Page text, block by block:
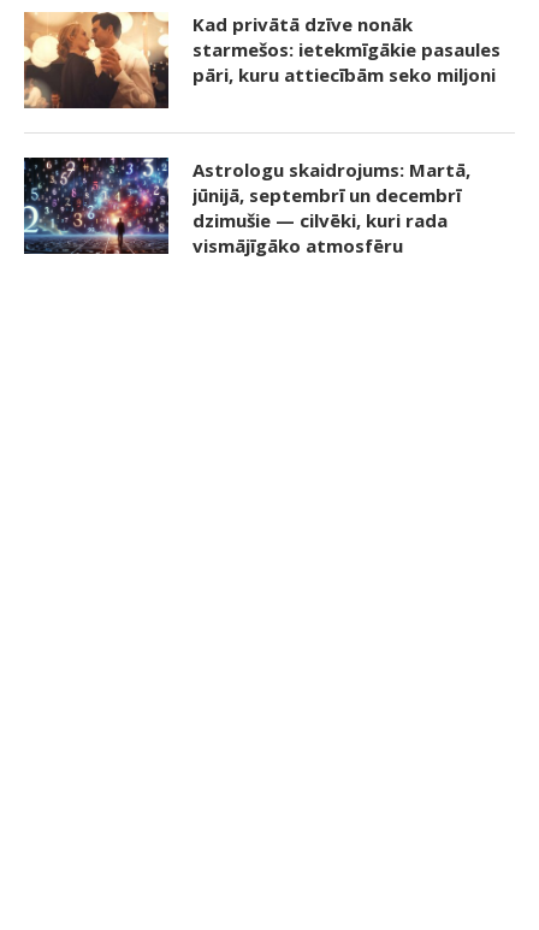
Kad privātā dzīve nonāk
starmešos: ietekmīgākie pasaules
pāri, kuru attiecībām seko miljoni
Astrologu skaidrojums: Martā,
jūnijā, septembrī un decembrī
dzimušie — cilvēki, kuri rada
vismājīgāko atmosfēru